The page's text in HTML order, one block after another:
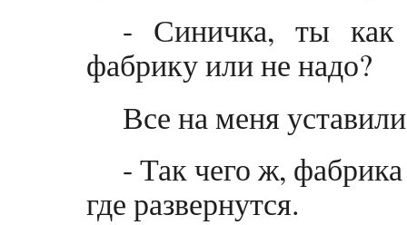
- Синичка, ты как
фабрику или не надо?
Все на меня
- Так чего ж,
где развернутся.